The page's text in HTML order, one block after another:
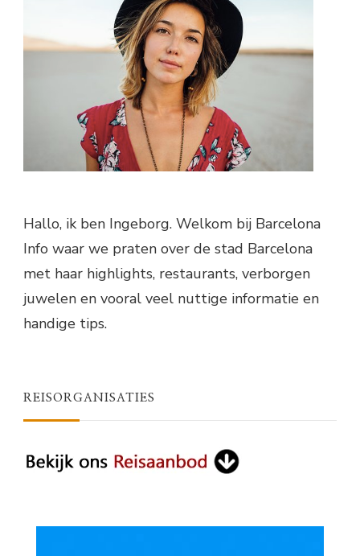
Hallo, ik ben Ingeborg. Welkom bij Barcelona
Info waar we praten over de stad Barcelona
met haar highlights, restaurants, verborgen
juwelen en vooral veel nuttige informatie en
handige tips.
REISORGANISATIES